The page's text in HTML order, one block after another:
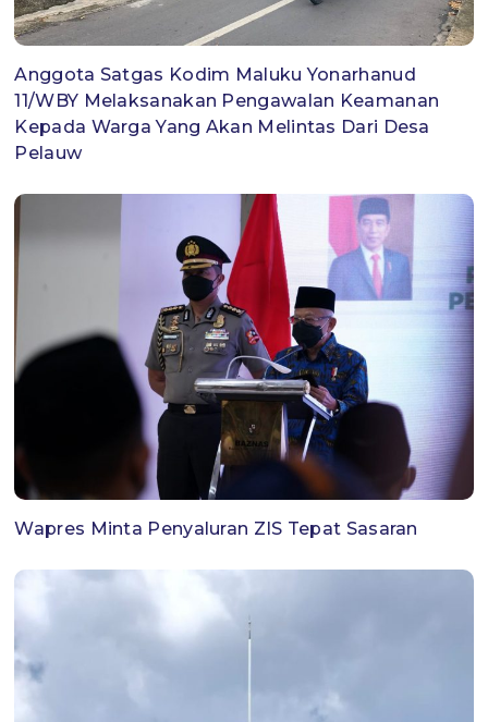
Anggota Satgas Kodim Maluku Yonarhanud
11/WBY Melaksanakan Pengawalan Keamanan
Kepada Warga Yang Akan Melintas Dari Desa
Pelauw
Wapres Minta Penyaluran ZIS Tepat Sasaran